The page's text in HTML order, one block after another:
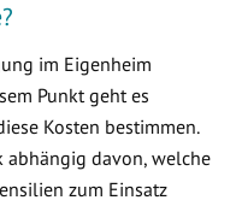
im Eigenheim
Punkt geht es
Kosten bestimmen.
abhängig davon, welche
zum Einsatz